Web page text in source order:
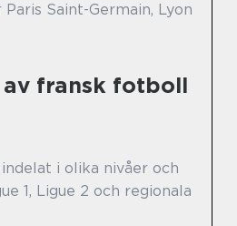
Saint-Germain, Lyon
fransk fotboll
i olika nivåer och
1, Ligue 2 och regionala